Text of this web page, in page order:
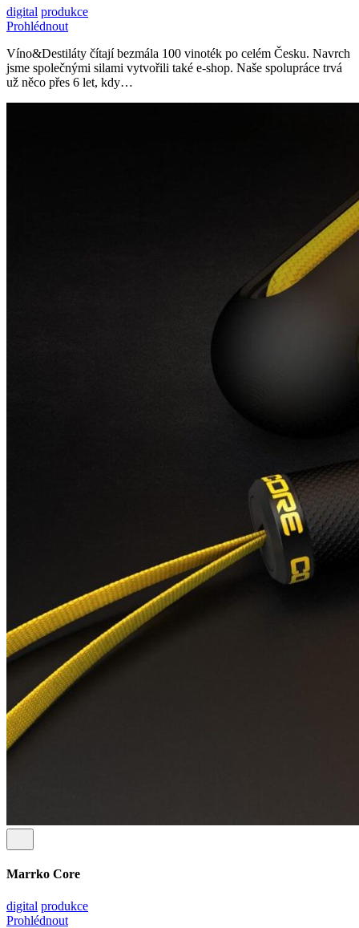
digital produkce
Prohlédnout
Víno&Destiláty čítají bezmála 100 vinoték po celém Česku. Navrch
jsme společnými silami vytvořili také e-shop. Naše spolupráce trvá
už něco přes 6 let, kdy…
Marrko Core
digital produkce
Prohlédnout